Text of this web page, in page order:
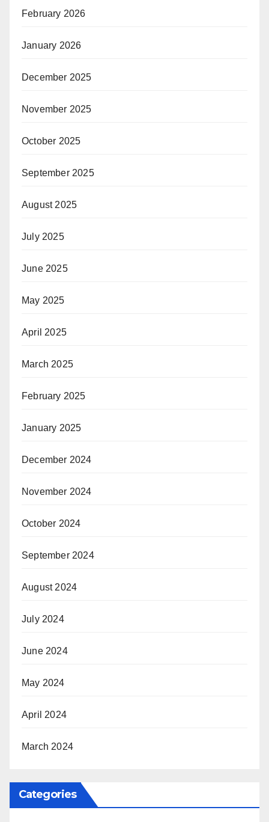
February 2026
January 2026
December 2025
November 2025
October 2025
September 2025
August 2025
July 2025
June 2025
May 2025
April 2025
March 2025
February 2025
January 2025
December 2024
November 2024
October 2024
September 2024
August 2024
July 2024
June 2024
May 2024
April 2024
March 2024
Categories